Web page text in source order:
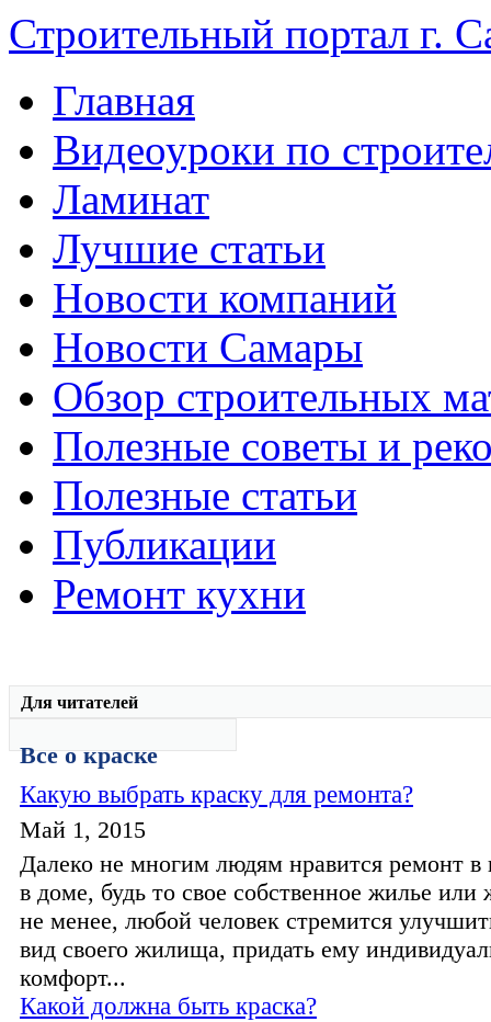
Строительный портал г.
Главная
Видеоуроки по
Ламинат
Лучшие статьи
Новости компаний
Новости Самары
Обзор строительных
Полезные советы и
Полезные статьи
Публикации
Ремонт кухни
Для читателей
Все о краске
Какую выбрать краску для ремонта?
Май 1, 2015
Далеко не многим людям нравится ремонт в
в доме, будь то свое собственное жилье или
не менее, любой человек стремится
вид своего жилища, придать ему
комфорт...
Какой должна быть краска?